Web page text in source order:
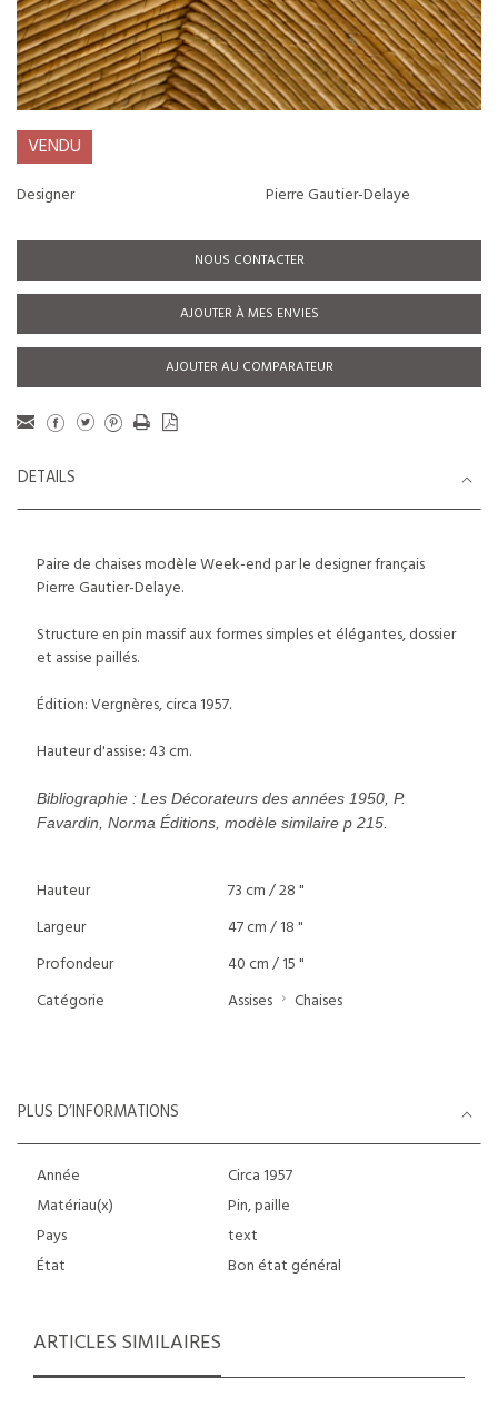
VENDU
Designer Pierre Gautier-Delaye
NOUS CONTACTER
AJOUTER À MES ENVIES
AJOUTER AU COMPARATEUR
DETAILS
Paire de chaises modèle Week-end par le designer français
Pierre Gautier-Delaye.
Structure en pin massif aux formes simples et élégantes, dossier
et assise paillés.
Édition: Vergnères, circa 1957.
Hauteur d'assise: 43 cm.
Bibliographie : Les Décorateurs des années 1950, P.
Favardin, Norma Éditions, modèle similaire p 215.
Hauteur
73 cm / 28 "
Largeur
47 cm / 18 "
Profondeur
40 cm / 15 "
Catégorie
Assises Chaises
PLUS D’INFORMATIONS
Année
Circa 1957
Matériau(x)
Pin, paille
Pays
text
État
Bon état général
ARTICLES SIMILAIRES